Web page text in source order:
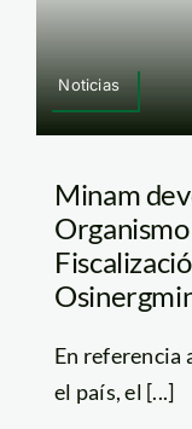
Noticias
Minam
En referencia
el país, el [...]